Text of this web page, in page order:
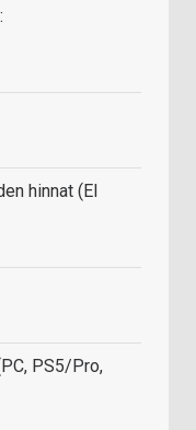
hinnat (EI
PS5/Pro,